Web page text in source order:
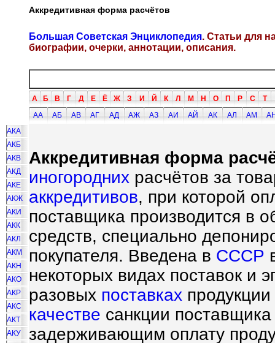
Аккредитивная форма расчётов
Большая Советская Энциклопедия. Статьи для
биографии, очерки, аннотации, описания.
А Б В Г Д Е Ё Ж З И Й К Л М Н О П Р С Т
АА
АБ АВ АГ АД АЖ АЗ АИ АЙ АК АЛ АМ
АКА
АКБ
АКВ
АКД
АКЕ
АКЖ
АКИ
АКК
АКЛ
АКМ
АКН
АКО
АКР
АКС
АКТ
АКУ
Аккредитивная форма
иногородних расчётов за
аккредитивов, при которой
поставщика производится в
средств, специально
покупателя. Введена в СССР
некоторых видах поставок и
разовых поставках
качестве санкции
задерживающим оплату